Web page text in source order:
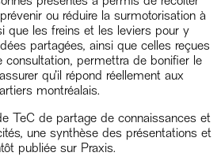
ou réduire la surmotorisation à
que les freins et les leviers pour y
partagées, ainsi que celles reçues
consultation, permettra de bonifier le
qu’il répond réellement aux
montréalais.
TeC de partage de connaissances et
une synthèse des présentations et
publiée sur Praxis.